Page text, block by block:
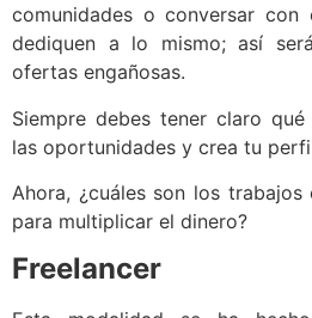
comunidades o conversar con
dediquen a lo mismo; así
ofertas engañosas.
Siempre debes tener claro
las oportunidades y crea tu
Ahora, ¿cuáles son los
para multiplicar el dinero?
Freelancer